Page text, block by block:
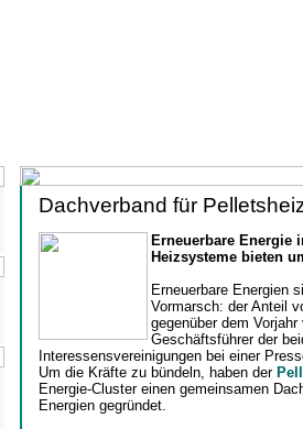
Dachverband für
Erneuerbare Energie
Heizsysteme bieten
Erneuerbare Energien
Vormarsch: der Anteil
gegenüber dem
Geschäftsführer der
Interessensvereinigungen bei einer
Um die Kräfte zu bündeln, haben der
Energie-Cluster einen gemeinsamen
Energien gegründet.